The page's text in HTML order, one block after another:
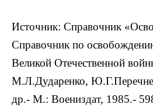
Источник: Справочник
Справочник по
Великой Отечественной
М.Л.Дударенко,
др.- М.: Воениздат, 1985.-